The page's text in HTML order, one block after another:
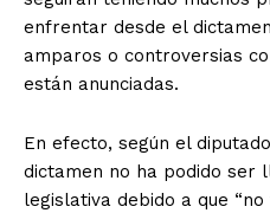
enfrentar desde el
amparos o controversias
están anunciadas.
En efecto, según el
dictamen no ha podido ser
legislativa debido a que